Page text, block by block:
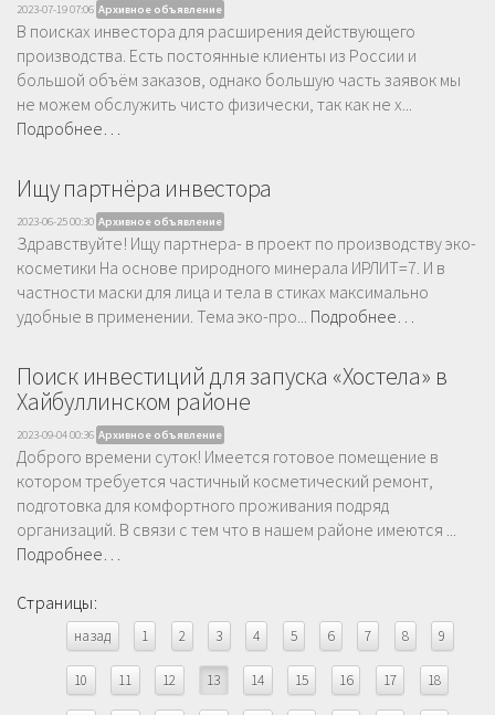
2023-07-19 07:06 Архивное объявление
В поисках инвестора для расширения действующего
производства. Есть постоянные клиенты из России и
большой объём заказов, однако большую часть заявок мы
не можем обслужить чисто физически, так как не х...
Подробнее…
Ищу партнёра инвестора
2023-06-25 00:30 Архивное объявление
Здравствуйте! Ищу партнера- в проект по производству эко-
косметики На основе природного минерала ИРЛИТ=7. И в
частности маски для лица и тела в стиках максимально
удобные в применении. Тема эко-про... Подробнее…
Поиск инвестиций для запуска «Хостела» в
Хайбуллинском районе
2023-09-04 00:36 Архивное объявление
Доброго времени суток! Имеется готовое помещение в
котором требуется частичный косметический ремонт,
подготовка для комфортного проживания подряд
организаций. В связи с тем что в нашем районе имеются ...
Подробнее…
Страницы:
назад 1 2 3 4 5 6 7 8 9
10 11 12 13 14 15 16 17 18